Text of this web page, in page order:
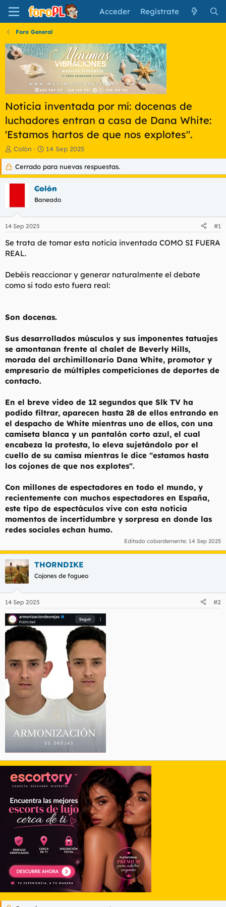
Acceder Regístrate
Foro General
Noticia inventada por mí: docenas de
luchadores entran a casa de Dana White:
'Estamos hartos de que nos explotes".
I
n
c
i
o
d
t
m
a
Colón
F
e
c
h
a
d
e
i
14 Sep 2025
Cerrado para nuevas respuestas.
Colón
Baneado
14 Sep 2025 #1
Se trata de tomar esta noticia inventada COMO SI FUERA
REAL.
Debéis reaccionar y generar naturalmente el debate
como si todo esto fuera real:
Son docenas.
Sus desarrollados músculos y sus imponentes tatuajes
se amontanan frente al chalet de Beverly Hills,
morada del archimillonario Dana White, promotor y
empresario de múltiples competiciones de deportes de
contacto.
En el breve video de 12 segundos que Slk TV ha
podido filtrar, aparecen hasta 28 de ellos entrando en
el despacho de White mientras uno de ellos, con una
camiseta blanca y un pantalón corto azul, el cual
encabeza la protesta, lo eleva sujetándolo por el
cuello de su camisa mientras le dice "estamos hasta
los cojones de que nos explotes".
Con millones de espectadores en todo el mundo, y
recientemente con muchos espectadores en España,
este tipo de espectáculos vive con esta noticia
momentos de incertidumbre y sorpresa en donde las
redes sociales echan humo.
Editado cobardemente: 14 Sep 2025
THORNDIKE
Cojones de fogueo
14 Sep 2025 #2